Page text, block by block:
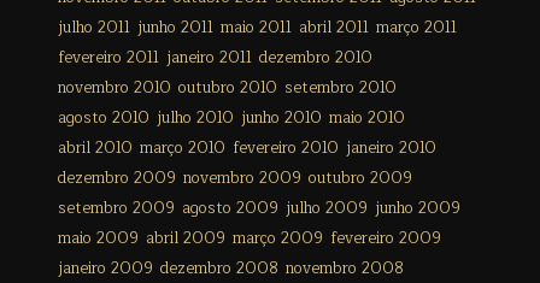
julho 2011 junho 2011 maio 2011 abril 2011 março 2011
fevereiro 2011 janeiro 2011 dezembro 2010
novembro 2010 outubro 2010 setembro 2010
agosto 2010 julho 2010 junho 2010 maio 2010
abril 2010 março 2010 fevereiro 2010 janeiro 2010
dezembro 2009 novembro 2009 outubro 2009
setembro 2009 agosto 2009 julho 2009 junho 2009
maio 2009 abril 2009 março 2009 fevereiro 2009
janeiro 2009 dezembro 2008 novembro 2008